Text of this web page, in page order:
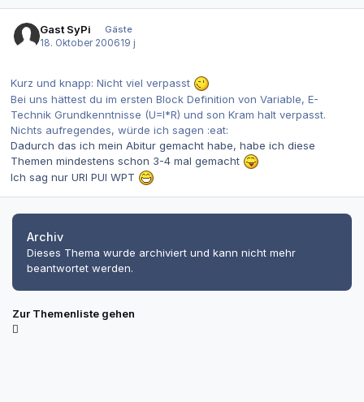
Gast SyPi
Gäste
18. Oktober 200619 j
Kurz und knapp: Nicht viel verpasst
Bei uns hättest du im ersten Block Definition von Variable, E-
Technik Grundkenntnisse (U=I*R) und son Kram halt verpasst.
Nichts aufregendes, würde ich sagen :eat:
Dadurch das ich mein Abitur gemacht habe, habe ich diese
Themen mindestens schon 3-4 mal gemacht
Ich sag nur URI PUI WPT
Archiv
Dieses Thema wurde archiviert und kann nicht mehr
beantwortet werden.
Zur Themenliste gehen